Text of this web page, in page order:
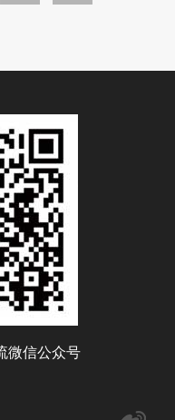
微信公众号